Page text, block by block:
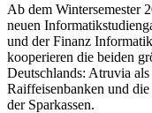
Ab dem Wintersemester
neuen
und der Finanz
kooperieren die beiden
Deutschlands: Atruvia
Raiffeisenbanken und
der Sparkassen.